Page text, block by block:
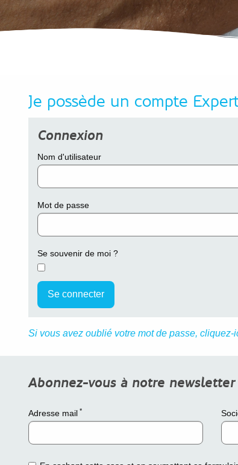
Je possède un compte
Connexion
Nom d'utilisateur
Mot de passe
Se souvenir de moi ?
Si vous avez oublié votre mot de passe, cliquez-
Abonnez-vous à notre
Adresse mail *